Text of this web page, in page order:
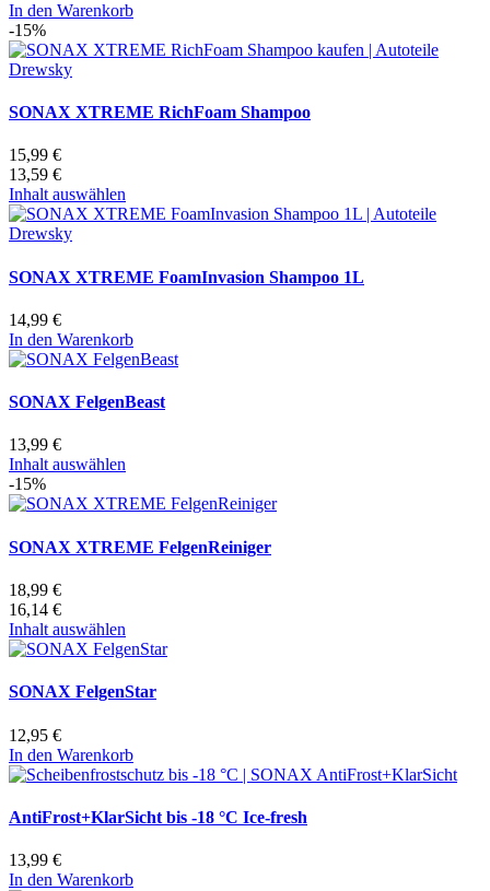
In den Warenkorb
-15%
SONAX XTREME RichFoam Shampoo
15,99 €
13,59 €
Inhalt auswählen
SONAX XTREME FoamInvasion Shampoo 1L
14,99 €
In den Warenkorb
SONAX FelgenBeast
13,99 €
Inhalt auswählen
-15%
SONAX XTREME FelgenReiniger
18,99 €
16,14 €
Inhalt auswählen
SONAX FelgenStar
12,95 €
In den Warenkorb
AntiFrost+KlarSicht bis -18 °C Ice-fresh
13,99 €
In den Warenkorb